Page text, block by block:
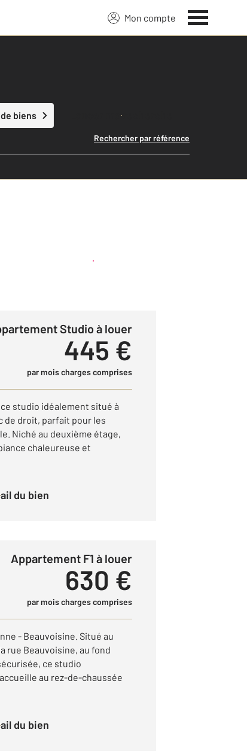
Mon compte
biens Lancer ma recherche
Rechercher par référence
Créer une alerte
Studio à louer
445 €
par mois charges comprises
studio idéalement situé à
de droit, parfait pour les
Niché au deuxième étage,
chaleureuse et
du bien
Appartement F1 à louer
630 €
par mois charges comprises
- Beauvoisine. Situé au
rue Beauvoisine, au fond
ce studio
au rez-de-chaussée
du bien